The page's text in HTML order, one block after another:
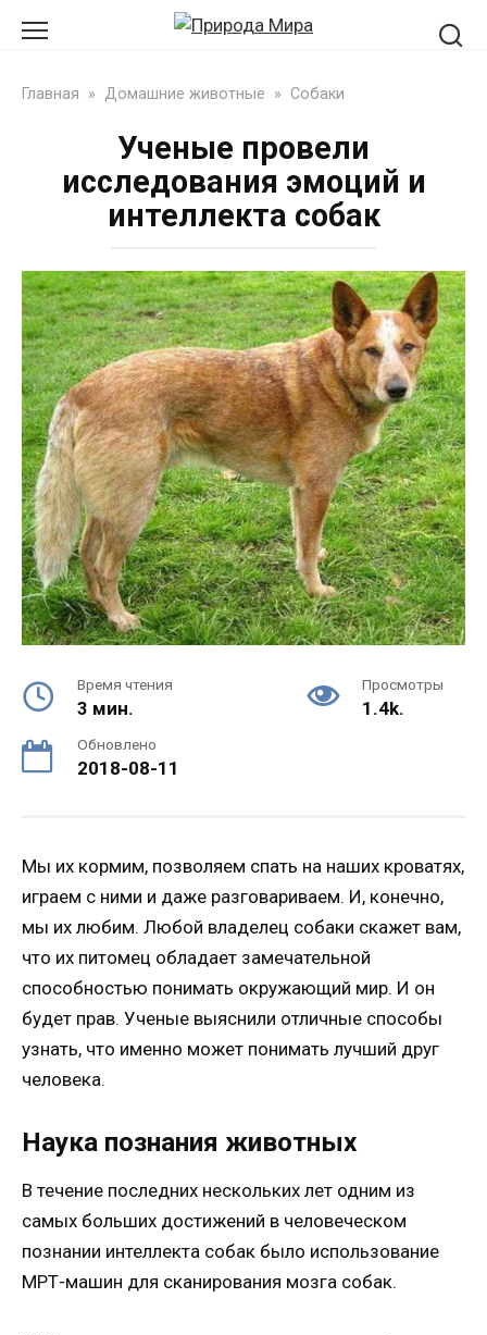
Главная » Домашние животные » Собаки
Ученые провели
исследования эмоций и
интеллекта собак
Время чтения
3 мин.
Просмотры
1.4k.
Обновлено
2018-08-11
Мы их кормим, позволяем спать на наших кроватях,
играем с ними и даже разговариваем. И, конечно,
мы их любим. Любой владелец собаки скажет вам,
что их питомец обладает замечательной
способностью понимать окружающий мир. И он
будет прав. Ученые выяснили отличные способы
узнать, что именно может понимать лучший друг
человека.
Наука познания животных
В течение последних нескольких лет одним из
самых больших достижений в человеческом
познании интеллекта собак было использование
МРТ-машин для сканирования мозга собак.